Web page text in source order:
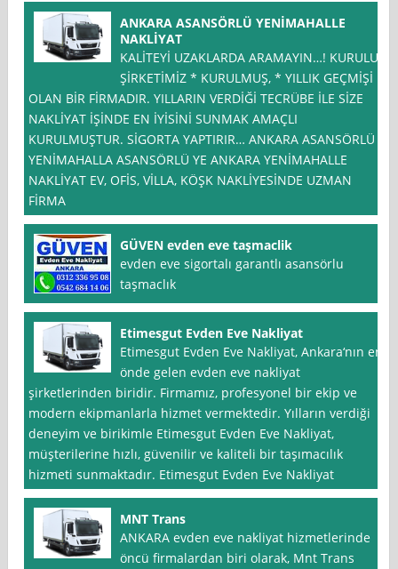
ANKARA ASANSÖRLÜ YENİMAHALLE
NAKLİYAT
KALİTEYİ UZAKLARDA ARAMAYIN…! KURULUŞ
ŞİRKETİMİZ * KURULMUŞ, * YILLIK GEÇMİŞİ
OLAN BİR FİRMADIR. YILLARIN VERDİĞİ TECRÜBE İLE SİZE
NAKLİYAT İŞİNDE EN İYİSİNİ SUNMAK AMAÇLI
KURULMUŞTUR. SİGORTA YAPTIRIR… ANKARA ASANSÖRLÜ
YENİMAHALLA ASANSÖRLÜ YE ANKARA YENİMAHALLE
NAKLİYAT EV, OFİS, VİLLA, KÖŞK NAKLİYESİNDE UZMAN
FİRMA
GÜVEN evden eve taşmaclik
evden eve sigortalı garantlı asansörlu
taşmaclık
Etimesgut Evden Eve Nakliyat
Etimesgut Evden Eve Nakliyat, Ankara‘nın en
önde gelen evden eve nakliyat
şirketlerinden biridir. Firmamız, profesyonel bir ekip ve
modern ekipmanlarla hizmet vermektedir. Yılların verdiği
deneyim ve birikimle Etimesgut Evden Eve Nakliyat,
müşterilerine hızlı, güvenilir ve kaliteli bir taşımacılık
hizmeti sunmaktadır. Etimesgut Evden Eve Nakliyat
MNT Trans
ANKARA evden eve nakliyat hizmetlerinde
öncü firmalardan biri olarak, Mnt Trans